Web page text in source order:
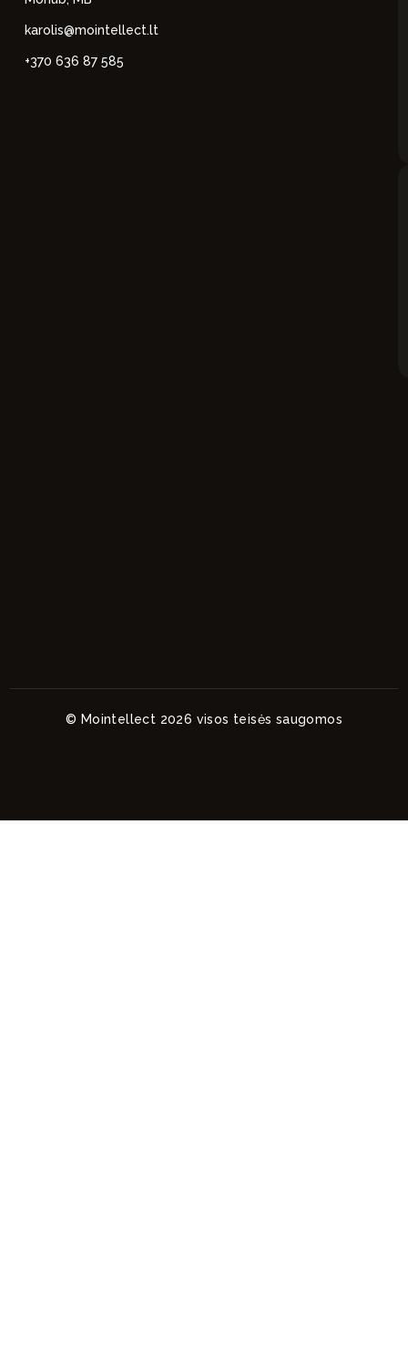
karolis@mointellect.lt
+370 636 87 585
© Mointellect 2026 visos teisės saugomos